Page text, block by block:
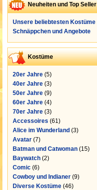
Neuheiten und Top Seller
Unsere beliebtesten Kostüme
Schnäppchen und Angebote
Kostüme
20er Jahre (5)
40er Jahre (3)
50er Jahre (9)
60er Jahre (4)
70er Jahre (3)
Accessoires (61)
Alice im Wunderland (3)
Avatar (7)
Batman und Catwoman (15)
Baywatch (2)
Comic (6)
Cowboy und Indianer (9)
Diverse Kostüme (46)